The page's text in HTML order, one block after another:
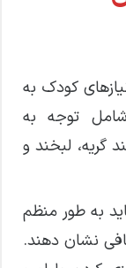
کودک به
توجه به
گریه، لبخند و
به طور منظم
نشان دهند.